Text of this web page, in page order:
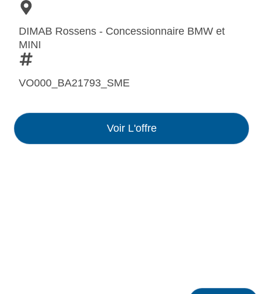
DIMAB Rossens - Concessionnaire BMW et
MINI
VO000_BA21793_SME
Voir L'offre